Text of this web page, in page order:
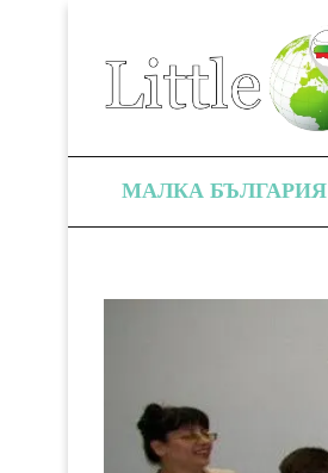
МАЛКА БЪЛГАРИЯ